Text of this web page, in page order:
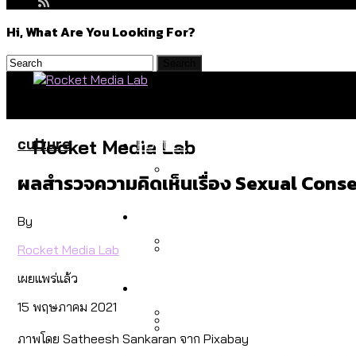
Hi, What Are You Looking For?
Rocket Media Lab
Politics
โลกใบเดียว สิทธิไม่เท่ากัน:
culture
ผลสำรวจความคิดเห็นเรื่อง Sexual
By
Rocket Media Lab
เผยแพร่แล้ว
15 พฤษภาคม 2021
ภาพโดย Satheesh Sankaran จาก Pixabay